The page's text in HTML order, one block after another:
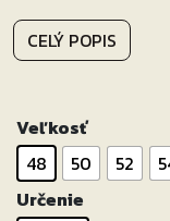
CELÝ POPIS
Veľkosť
48
50 52
Určenie